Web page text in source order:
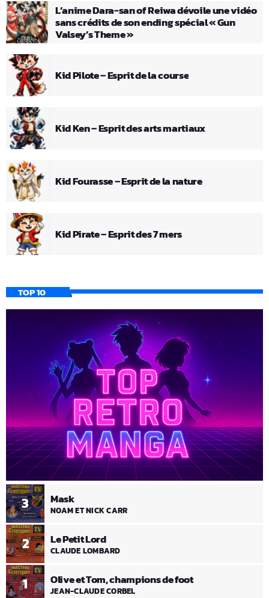
L’anime Dara-san of Reiwa dévoile une vidéo
sans crédits de son ending spécial « Gun
Valsey’s Theme »
Kid Pilote – Esprit de la course
Kid Ken – Esprit des arts martiaux
Kid Fourasse – Esprit de la nature
Kid Pirate – Esprit des 7 mers
TOP 10
1 Olive et Tom, champions de foot
JEAN-CLAUDE CORBEL
2 Le Petit Lord
CLAUDE LOMBARD
3 Mask
NOAM ET NICK CARR